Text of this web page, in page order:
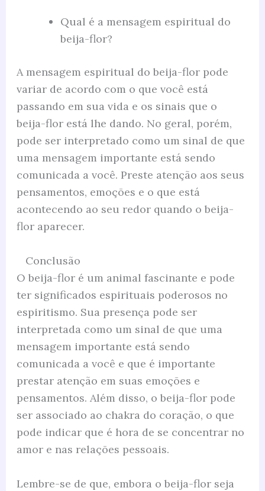
Qual é a mensagem espiritual do
beija-flor?
A mensagem espiritual do beija-flor pode
variar de acordo com o que você está
passando em sua vida e os sinais que o
beija-flor está lhe dando. No geral, porém,
pode ser interpretado como um sinal de que
uma mensagem importante está sendo
comunicada a você. Preste atenção aos seus
pensamentos, emoções e o que está
acontecendo ao seu redor quando o beija-
flor aparecer.
Conclusão
O beija-flor é um animal fascinante e pode
ter significados espirituais poderosos no
espiritismo. Sua presença pode ser
interpretada como um sinal de que uma
mensagem importante está sendo
comunicada a você e que é importante
prestar atenção em suas emoções e
pensamentos. Além disso, o beija-flor pode
ser associado ao chakra do coração, o que
pode indicar que é hora de se concentrar no
amor e nas relações pessoais.
Lembre-se de que, embora o beija-flor seja